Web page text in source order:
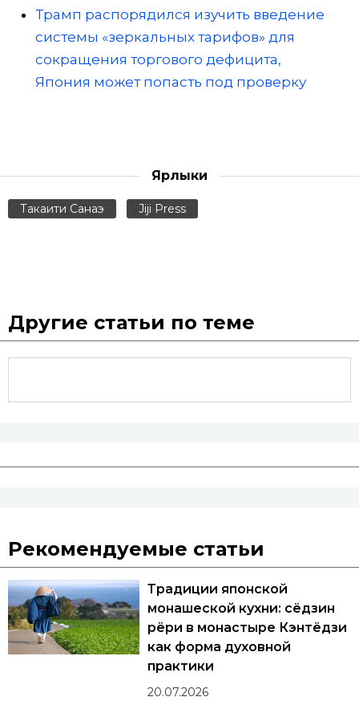
Трамп распорядился изучить введение
системы «зеркальных тарифов» для
сокращения торгового дефицита,
Япония может попасть под проверку
Ярлыки
Такаити Санаэ Jiji Press
Другие статьи по теме
Рекомендуемые статьи
Традиции японской
монашеской кухни: сёдзин
рёри в монастыре Кэнтёдзи
как форма духовной
практики
20.07.2026